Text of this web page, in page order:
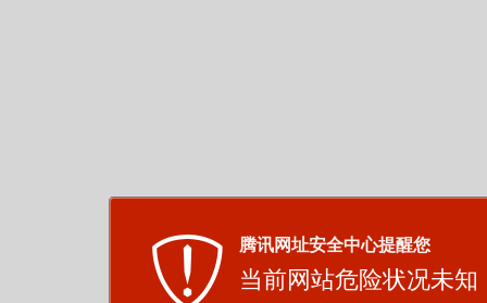
腾讯网址安全中心提醒您
当前网站危险状况未知